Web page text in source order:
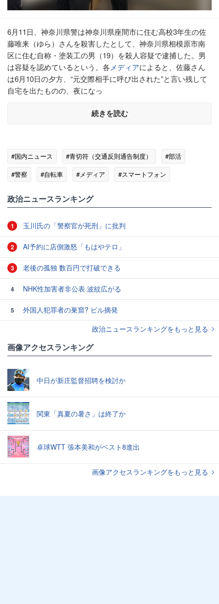
6月11日、神奈川県警は神奈川県座間市に住む高校3年生の佐
藤唯来（ゆら）さんを殺害したとして、神奈川県相模原市南
区に住む自称・塗装工の男（19）を殺人容疑で逮捕した。男
は容疑を認めているという。各 メディアによると、佐藤さん
は6月10日の夕方、“元交際相手に呼び出された”と言い残して
自宅を出たものの、夜になっ
続きを読む
#国内ニュース #青切符（交通反則通告制度）
#部活
#警察
#自転車 #メディア #スマートフォン
政治ニュースランキング
1 玉川氏の「警察官が死刑」に批判
2 AI予約に店側激怒「もはやテロ」
3 老後の孤独 数百円で打破できる
4 NHK性加害者非公表 波紋広がる
5
外国人犯罪者の巣窟? ビル摘発
政治ニュースランキングをもっと見る
画像アクセスランキング
中日が新庄監督招聘を検討か
関東「真夏の暑さ」は終了か
卓球WTT 張本美和がベスト8進出
画像アクセスランキングをもっと見る